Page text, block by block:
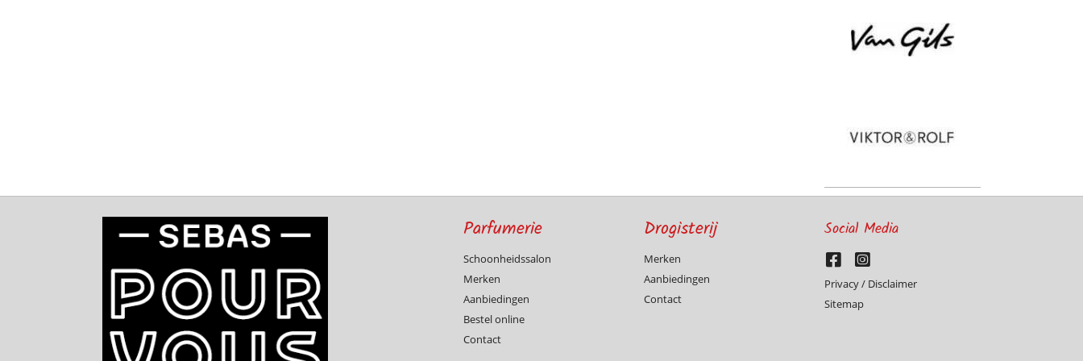
Parfumerie
Schoonheidssalon
Merken
Aanbiedingen
Bestel online
Contact
Drogisterij
Merken
Aanbiedingen
Contact
Social Media
Privacy / Disclaimer
Sitemap